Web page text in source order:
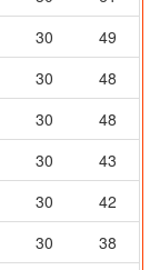
30
49
30
48
30
48
30
43
30
42
30
38